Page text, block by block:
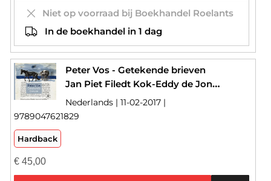
Niet op voorraad bij Boekhandel Roelants
In de boekhandel in 1 dag
Peter Vos - Getekende brieven
Jan Piet Filedt Kok-Eddy de Jongh
Nederlands | 11-02-2017 |
9789047621829
Hardback
€45,00